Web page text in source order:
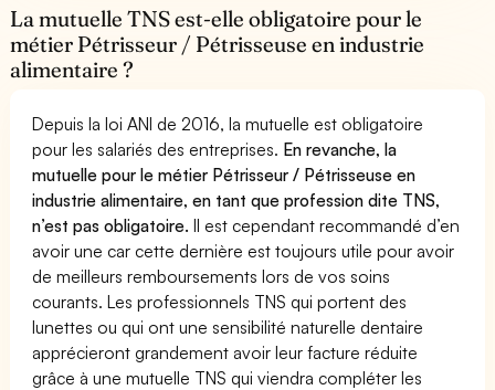
La mutuelle TNS est-elle obligatoire pour le
métier Pétrisseur / Pétrisseuse en industrie
alimentaire ?
Depuis la loi ANI de 2016, la mutuelle est obligatoire
pour les salariés des entreprises. En revanche, la
mutuelle pour le métier Pétrisseur / Pétrisseuse en
industrie alimentaire, en tant que profession dite TNS,
n’est pas obligatoire.Il est cependant recommandé d’en
avoir une car cette dernière est toujours utile pour avoir
de meilleurs remboursements lors de vos soins
courants. Les professionnels TNS qui portent des
lunettes ou qui ont une sensibilité naturelle dentaire
apprécieront grandement avoir leur facture réduite
grâce à une mutuelle TNS qui viendra compléter les